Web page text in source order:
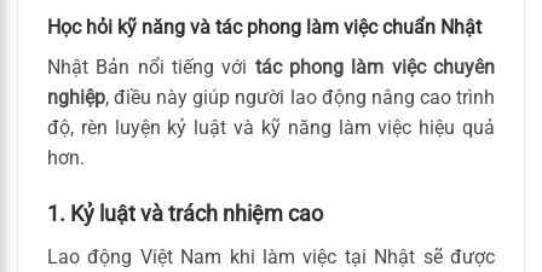
Học hỏi kỹ năng và tác phong làm việc chuẩn Nhật
Nhật Bản nổi tiếng với tác phong làm việc chuyên
nghiệp, điều này giúp người lao động nâng cao trình
độ, rèn luyện kỷ luật và kỹ năng làm việc hiệu quả
hơn.
1. Kỷ luật và trách nhiệm cao
Lao động Việt Nam khi làm việc tại Nhật sẽ được